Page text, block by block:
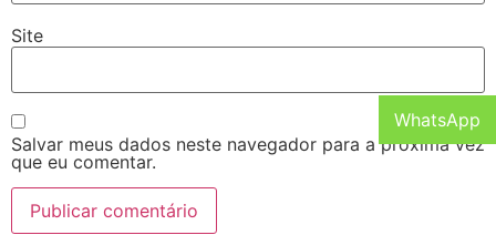
Site
Salvar meus dados neste navegador para a próxima vez
que eu comentar.
WhatsApp